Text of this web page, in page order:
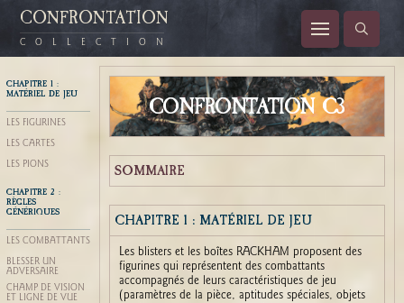
CONFRONTATION
COLLECTION
CHAPITRE 1 :
MATÉRIEL DE JEU
LES FIGURINES
LES CARTES
LES PIONS
CHAPITRE 2 :
RÈGLES
GÉNÉRIQUES
LES COMBATTANTS
BLESSER UN
ADVERSAIRE
CHAMP DE VISION
ET LIGNE DE VUE
CONFRONTATION C3
SOMMAIRE
CHAPITRE 1 : MATÉRIEL DE JEU
Les blisters et les boîtes RACKHAM proposent des
figurines qui représentent des combattants
accompagnés de leurs caractéristiques de jeu
(paramètres de la pièce, aptitudes spéciales, objets